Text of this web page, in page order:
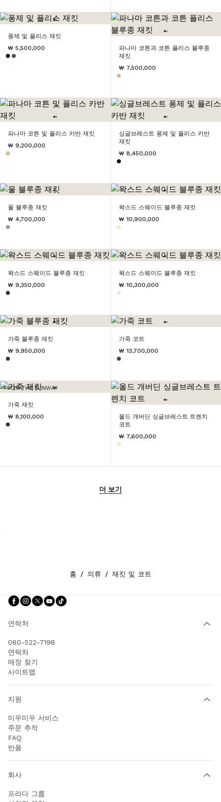
퐁제 및 플리스 재킷
₩ 5,500,000
파나마 코튼과 코튼 플리스 블루종
재킷
₩ 7,500,000
파나마 코튼 및 플리스 카반 재킷
₩ 9,200,000
싱글브레스트 퐁제 및 플리스 카반
재킷
₩ 8,450,000
울 블루종 재킷
₩ 4,700,000
왁스드 스웨이드 블루종 재킷
₩ 10,900,000
왁스드 스웨이드 블루종 재킷
₩ 9,350,000
왁스드 스웨이드 블루종 재킷
₩ 10,300,000
가죽 블루종 재킷
₩ 9,950,000
가죽 코트
₩ 13,700,000
FROM THE RUNWAY
가죽 재킷
₩ 8,100,000
올드 개버딘 싱글브레스트 트렌치
코트
₩ 7,600,000
더 보기
홈 / 의류 / 재킷 및 코트
팔로우하기 facebook
팔로우하기 instagram
팔로우하기 twitter
팔로우하기 youtube
연락처
080-522-7198
연락처
매장 찾기
사이트맵
지원
미우미우 서비스
주문 추적
FAQ
반품
회사
프라다 그룹